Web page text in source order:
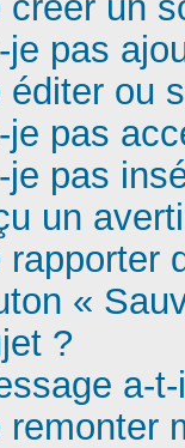
pas
ou
pas
pas
un
«
?
a-